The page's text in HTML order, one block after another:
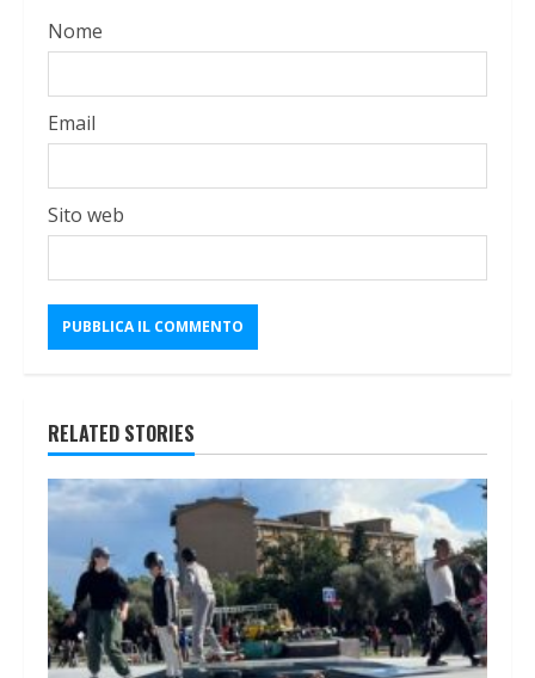
Nome
Email
Sito web
RELATED STORIES